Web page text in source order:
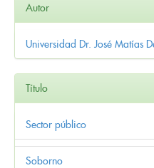
Autor
Universidad Dr. José Matías
Título
Sector público
Soborno